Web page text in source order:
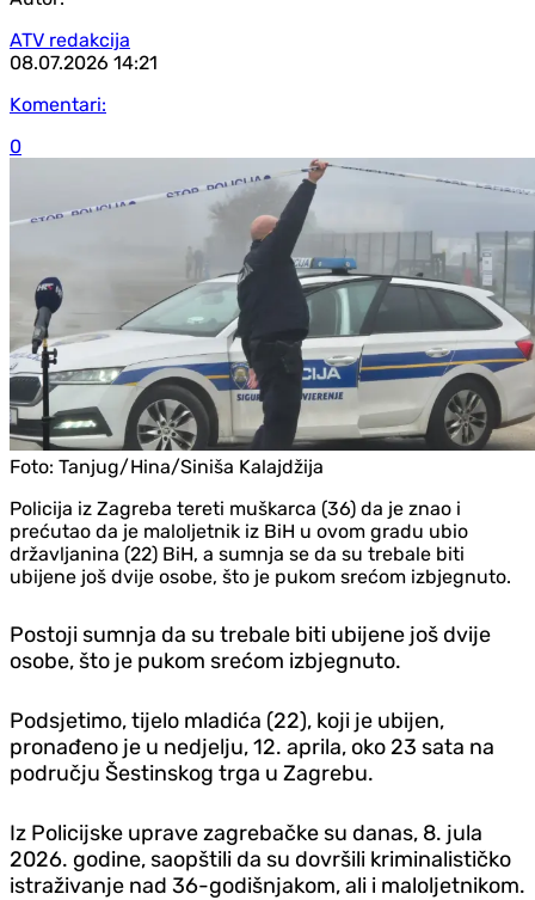
ATV redakcija
08.07.2026 14:21
Komentari:
0
Foto: Tanjug/Hina/Siniša Kalajdžija
Policija iz Zagreba tereti muškarca (36) da je znao i
prećutao da je maloljetnik iz BiH u ovom gradu ubio
državljanina (22) BiH, a sumnja se da su trebale biti
ubijene još dvije osobe, što je pukom srećom izbjegnuto.
Postoji sumnja da su trebale biti ubijene još dvije
osobe, što je pukom srećom izbjegnuto.
Podsjetimo, tijelo mladića (22), koji je ubijen,
pronađeno je u ned‌jelju, 12. aprila, oko 23 sata na
području Šestinskog trga u Zagrebu.
Iz Policijske uprave zagrebačke su danas, 8. jula
2026. godine, saopštili da su dovršili kriminalističko
istraživanje nad 36-godišnjakom, ali i maloljetnikom.